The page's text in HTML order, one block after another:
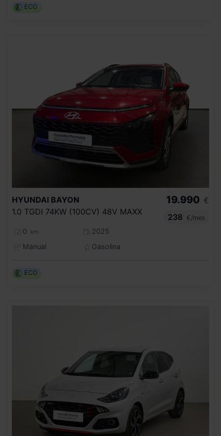
ECO
HYUNDAI BAYON
1.0 TGDI 74KW (100CV) 48V MAXX
0 km
2025
Manual
Gasolina
19.990 €
238
€/mes
ECO